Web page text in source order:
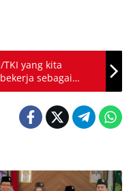
yang kita
sebagai